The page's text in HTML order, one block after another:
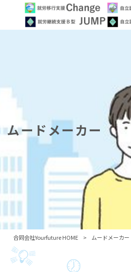
ムードメーカー
合同会社Yourfuture HOME > ムードメーカー